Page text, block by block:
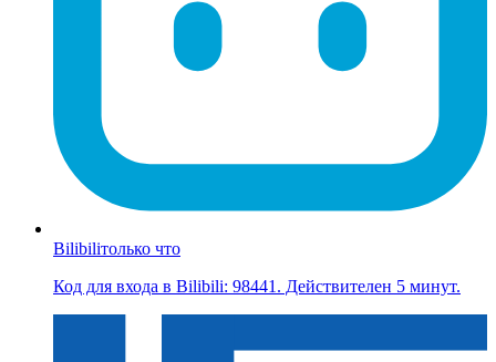
Bilibiliтолько что
Код для входа в Bilibili: 98441. Действителен 5 минут.